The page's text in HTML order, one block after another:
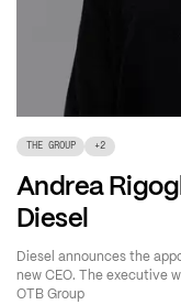
THE GROUP +2
Andrea
Diesel
Diesel announces the
new CEO. The executive
OTB Group